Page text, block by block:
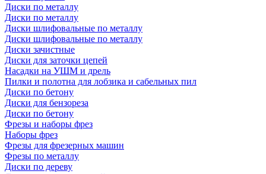
Диски по металлу
Диски по металлу
Диски шлифовальные по металлу
Диски шлифовальные по металлу
Диски зачистные
Диски для заточки цепей
Насадки на УШМ и дрель
Пилки и полотна для лобзика и сабельных пил
Диски по бетону
Диски для бензореза
Диски по бетону
Фрезы и наборы фрез
Наборы фрез
Фрезы для фрезерных машин
Фрезы по металлу
Диски по дереву